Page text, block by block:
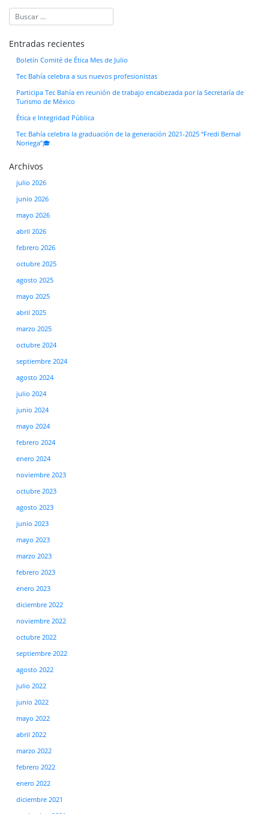
Entradas recientes
Boletín Comité de Ética Mes de Julio
Tec Bahía celebra a sus nuevos profesionistas
Participa Tec Bahía en reunión de trabajo encabezada por la Secretaría de
Turismo de México
Ética e Integridad Pública
Tec Bahía celebra la graduación de la generación 2021-2025 “Fredi Bernal
Noriega”🎓
Archivos
julio 2026
junio 2026
mayo 2026
abril 2026
febrero 2026
octubre 2025
agosto 2025
mayo 2025
abril 2025
marzo 2025
octubre 2024
septiembre 2024
agosto 2024
julio 2024
junio 2024
mayo 2024
febrero 2024
enero 2024
noviembre 2023
octubre 2023
agosto 2023
junio 2023
mayo 2023
marzo 2023
febrero 2023
enero 2023
diciembre 2022
noviembre 2022
octubre 2022
septiembre 2022
agosto 2022
julio 2022
junio 2022
mayo 2022
abril 2022
marzo 2022
febrero 2022
enero 2022
diciembre 2021